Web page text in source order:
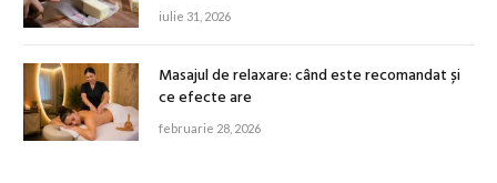
iulie 31, 2026
Masajul de relaxare: când este recomandat și
ce efecte are
februarie 28, 2026